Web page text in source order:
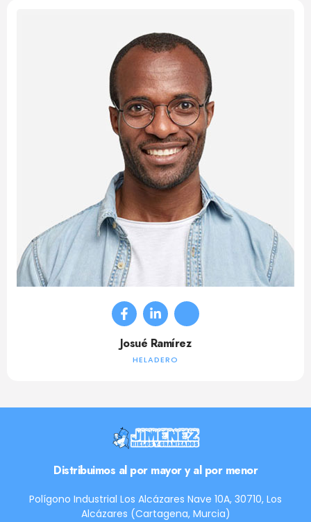
Josué Ramírez
HELADERO
Distribuimos al por mayor y al por menor
Polígono Industrial Los Alcázares Nave 10A, 30710, Los
Alcázares (Cartagena, Murcia)